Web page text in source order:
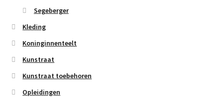
Segeberger
Kleding
Koninginnenteelt
Kunstraat
Kunstraat toebehoren
Opleidingen